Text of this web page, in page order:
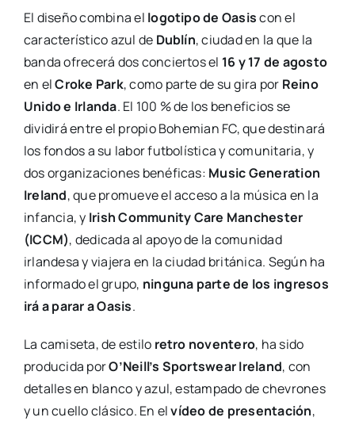
El diseño combina el logotipo de Oasiscon el
característico azul de Dublín, ciudad en la que la
banda ofrecerá dos conciertos el 16 y 17 de agosto
en elCroke Park, como parte de su gira por Reino
Unido e Irlanda. El 100 % de los beneficios se
dividirá entre el propio Bohemian FC, que destinará
los fondos a su labor futbolística y comunitaria, y
dos organizaciones benéficas: Music Generation
Ireland, que promueve el acceso a la música en la
infancia, y Irish Community Care Manchester
(ICCM), dedicada al apoyo de la comunidad
irlandesa y viajera en la ciudad británica. Según ha
informado el grupo, ninguna parte de los ingresos
irá a parar a Oasis.
La camiseta, de estilo retro noventero, ha sido
producida porO’Neill’s Sportswear Ireland, con
detalles en blanco y azul, estampado de chevrones
y un cuello clásico. En elvídeo de presentación,